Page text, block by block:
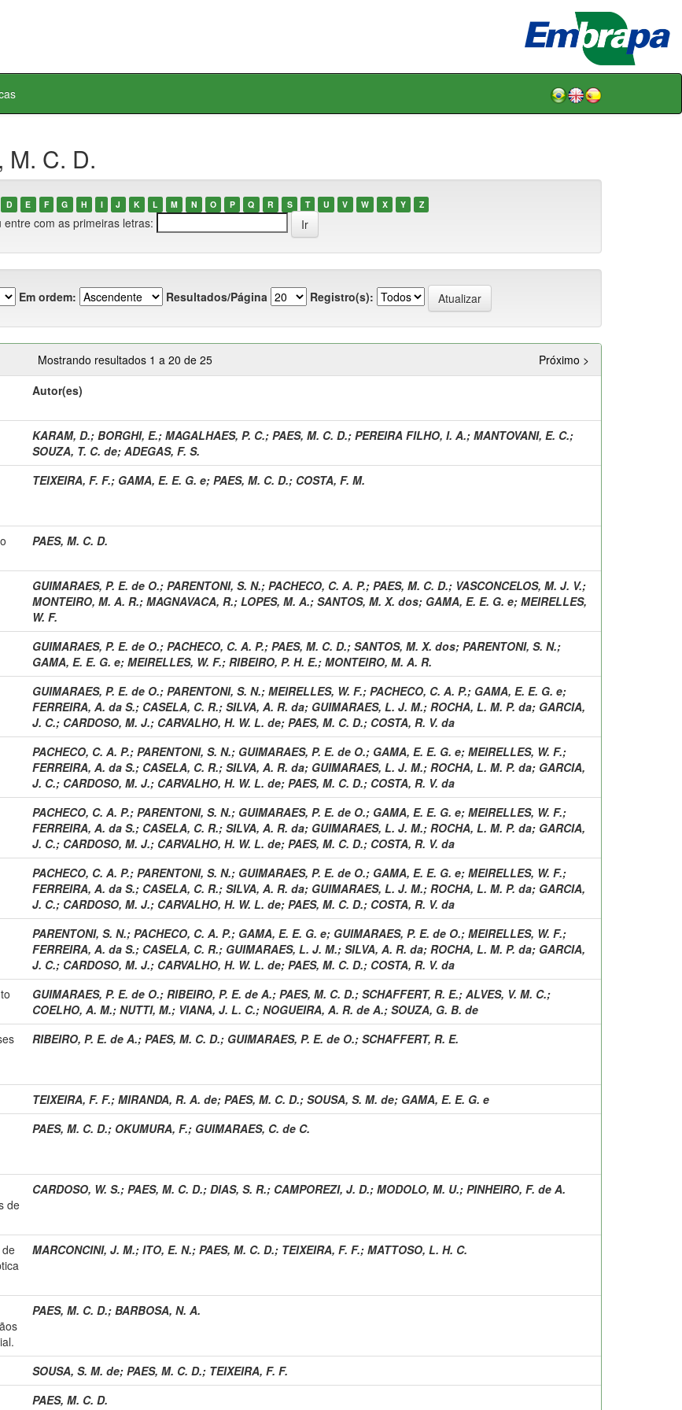
M. C. D.
D E F G H I J K L M N O P Q R S T U V W X Y Z
entre com as primeiras letras:
Em ordem: Resultados/Página Registro(s):
Mostrando resultados 1 a 20 de 25
Próximo >
Autor(es)
KARAM, D.; BORGHI, E.; MAGALHAES, P. C.; PAES, M. C. D.; PEREIRA FILHO, I. A.; MANTOVANI, E. C.;
SOUZA, T. C. de; ADEGAS, F. S.
TEIXEIRA, F. F.; GAMA, E. E. G. e; PAES, M. C. D.; COSTA, F. M.
PAES, M. C. D.
GUIMARAES, P. E. de O.; PARENTONI, S. N.; PACHECO, C. A. P.; PAES, M. C. D.; VASCONCELOS, M. J. V.;
MONTEIRO, M. A. R.; MAGNAVACA, R.; LOPES, M. A.; SANTOS, M. X. dos; GAMA, E. E. G. e; MEIRELLES,
W. F.
GUIMARAES, P. E. de O.; PACHECO, C. A. P.; PAES, M. C. D.; SANTOS, M. X. dos; PARENTONI, S. N.;
GAMA, E. E. G. e; MEIRELLES, W. F.; RIBEIRO, P. H. E.; MONTEIRO, M. A. R.
GUIMARAES, P. E. de O.; PARENTONI, S. N.; MEIRELLES, W. F.; PACHECO, C. A. P.; GAMA, E. E. G. e;
FERREIRA, A. da S.; CASELA, C. R.; SILVA, A. R. da; GUIMARAES, L. J. M.; ROCHA, L. M. P. da; GARCIA,
J. C.; CARDOSO, M. J.; CARVALHO, H. W. L. de; PAES, M. C. D.; COSTA, R. V. da
PACHECO, C. A. P.; PARENTONI, S. N.; GUIMARAES, P. E. de O.; GAMA, E. E. G. e; MEIRELLES, W. F.;
FERREIRA, A. da S.; CASELA, C. R.; SILVA, A. R. da; GUIMARAES, L. J. M.; ROCHA, L. M. P. da; GARCIA,
J. C.; CARDOSO, M. J.; CARVALHO, H. W. L. de; PAES, M. C. D.; COSTA, R. V. da
PACHECO, C. A. P.; PARENTONI, S. N.; GUIMARAES, P. E. de O.; GAMA, E. E. G. e; MEIRELLES, W. F.;
FERREIRA, A. da S.; CASELA, C. R.; SILVA, A. R. da; GUIMARAES, L. J. M.; ROCHA, L. M. P. da; GARCIA,
J. C.; CARDOSO, M. J.; CARVALHO, H. W. L. de; PAES, M. C. D.; COSTA, R. V. da
PACHECO, C. A. P.; PARENTONI, S. N.; GUIMARAES, P. E. de O.; GAMA, E. E. G. e; MEIRELLES, W. F.;
FERREIRA, A. da S.; CASELA, C. R.; SILVA, A. R. da; GUIMARAES, L. J. M.; ROCHA, L. M. P. da; GARCIA,
J. C.; CARDOSO, M. J.; CARVALHO, H. W. L. de; PAES, M. C. D.; COSTA, R. V. da
PARENTONI, S. N.; PACHECO, C. A. P.; GAMA, E. E. G. e; GUIMARAES, P. E. de O.; MEIRELLES, W. F.;
FERREIRA, A. da S.; CASELA, C. R.; GUIMARAES, L. J. M.; SILVA, A. R. da; ROCHA, L. M. P. da; GARCIA,
J. C.; CARDOSO, M. J.; CARVALHO, H. W. L. de; PAES, M. C. D.; COSTA, R. V. da
GUIMARAES, P. E. de O.; RIBEIRO, P. E. de A.; PAES, M. C. D.; SCHAFFERT, R. E.; ALVES, V. M. C.;
COELHO, A. M.; NUTTI, M.; VIANA, J. L. C.; NOGUEIRA, A. R. de A.; SOUZA, G. B. de
RIBEIRO, P. E. de A.; PAES, M. C. D.; GUIMARAES, P. E. de O.; SCHAFFERT, R. E.
TEIXEIRA, F. F.; MIRANDA, R. A. de; PAES, M. C. D.; SOUSA, S. M. de; GAMA, E. E. G. e
PAES, M. C. D.; OKUMURA, F.; GUIMARAES, C. de C.
de
CARDOSO, W. S.; PAES, M. C. D.; DIAS, S. R.; CAMPOREZI, J. D.; MODOLO, M. U.; PINHEIRO, F. de A.
MARCONCINI, J. M.; ITO, E. N.; PAES, M. C. D.; TEIXEIRA, F. F.; MATTOSO, L. H. C.
PAES, M. C. D.; BARBOSA, N. A.
SOUSA, S. M. de; PAES, M. C. D.; TEIXEIRA, F. F.
PAES, M. C. D.